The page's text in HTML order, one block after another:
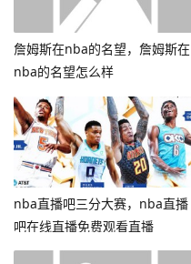
詹姆斯在nba的名望，詹姆斯在
nba的名望怎么样
nba直播吧三分大赛，nba直播
吧在线直播免费观看直播